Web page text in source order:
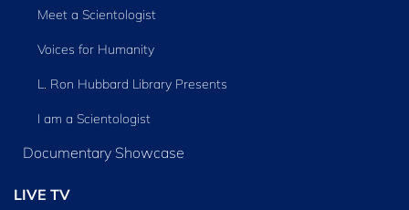
Meet a Scientologist
Voices for Humanity
L. Ron Hubbard Library Presents
I am a Scientologist
Documentary Showcase
LIVE TV